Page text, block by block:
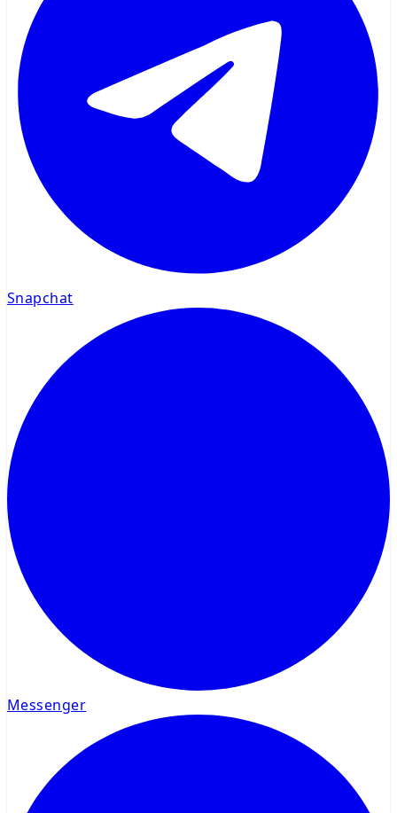
Snapchat
Messenger